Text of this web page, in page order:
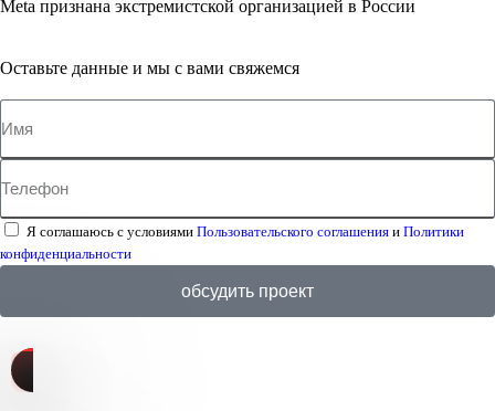
Meta признана экстремистcкой организацией в России
Оставьте данные и мы с вами свяжемся
Я соглашаюсь с условиями Пользовательского соглашения и Политики
конфиденциальности
обсудить проект